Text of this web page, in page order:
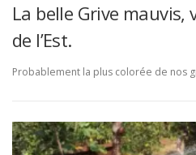
La belle Grive mauvis,
de l’Est.
Probablement la plus colorée de nos